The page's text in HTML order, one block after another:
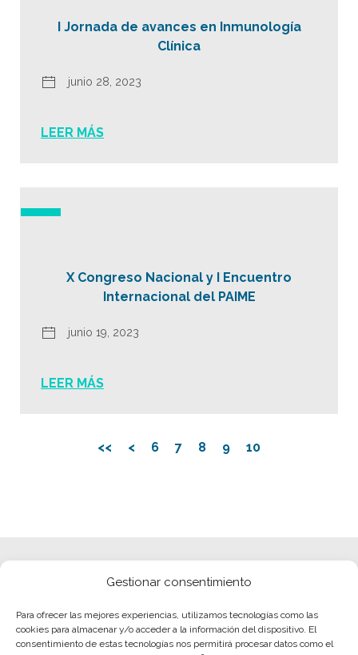
Gestionar consentimiento
Para ofrecer las mejores experiencias, utilizamos tecnologías como las
cookies para almacenar y/o acceder a la información del dispositivo. El
consentimiento de estas tecnologías nos permitirá procesar datos como el
I Jornada de avances en Inmunología
Clínica
junio 28, 2023
LEER MÁS
X Congreso Nacional y I Encuentro
Internacional del PAIME
junio 19, 2023
LEER MÁS
<< < 6 7 8 9 10